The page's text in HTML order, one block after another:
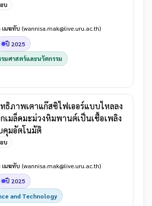
บ
เมฆทับ (wannisa.mak@live.uru.ac.th)
ปี 2025
รมศาสตร์และนวัตกรรม
ธิภาพเตาแก๊สซิไฟเออร์แบบไหลลง
เมล็ดมะม่วงหิมพานต์เป็นเชื้อเพลิง
คุมอัตโนมัติ
บ
เมฆทับ (wannisa.mak@live.uru.ac.th)
ปี 2025
and Technology